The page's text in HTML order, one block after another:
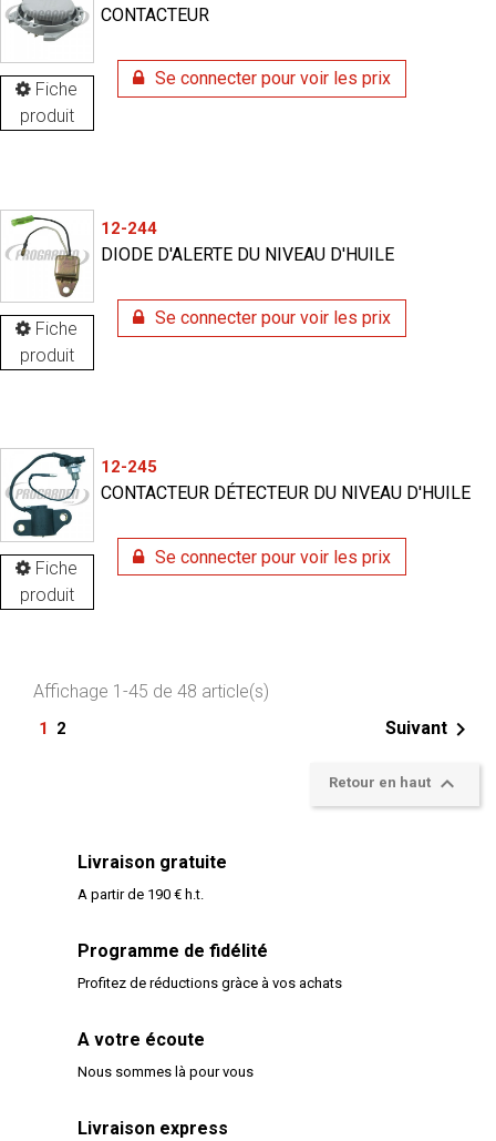
Fiche
produit
CONTACTEUR
Se connecter pour voir les prix
Fiche
produit
12-244
DIODE D'ALERTE DU NIVEAU D'HUILE
Se connecter pour voir les prix
Fiche
produit
12-245
CONTACTEUR DÉTECTEUR DU NIVEAU D'HUILE
Se connecter pour voir les prix
Affichage 1-45 de 48 article(s)
1 2 Suivant 
Retour en haut 
Livraison gratuite
A partir de 190 € h.t.
Programme de fidélité
Profitez de réductions gràce à vos achats
A votre écoute
Nous sommes là pour vous
Livraison express